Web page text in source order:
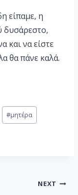
είπαμε, η
δυσάρεστο,
και να είστε
θα πάνε καλά.
#μητέρα
NEXT